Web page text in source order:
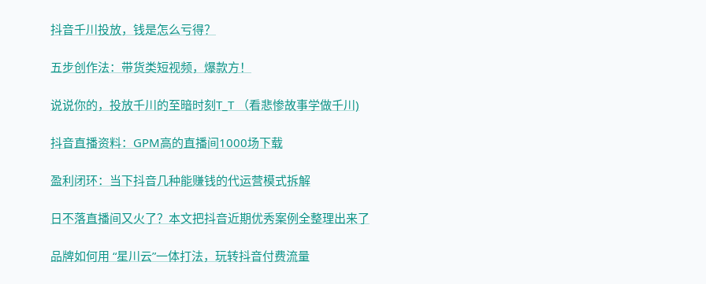
抖音千川投放，钱是怎么亏得？
五步创作法：带货类短视频，爆款方！
说说你的，投放千川的至暗时刻T_T （看悲惨故事学做千川)
抖音直播资料：GPM高的直播间1000场下载
盈利闭环：当下抖音几种能赚钱的代运营模式拆解
日不落直播间又火了？本文把抖音近期优秀案例全整理出来了
品牌如何用 “星川云”一体打法，玩转抖音付费流量